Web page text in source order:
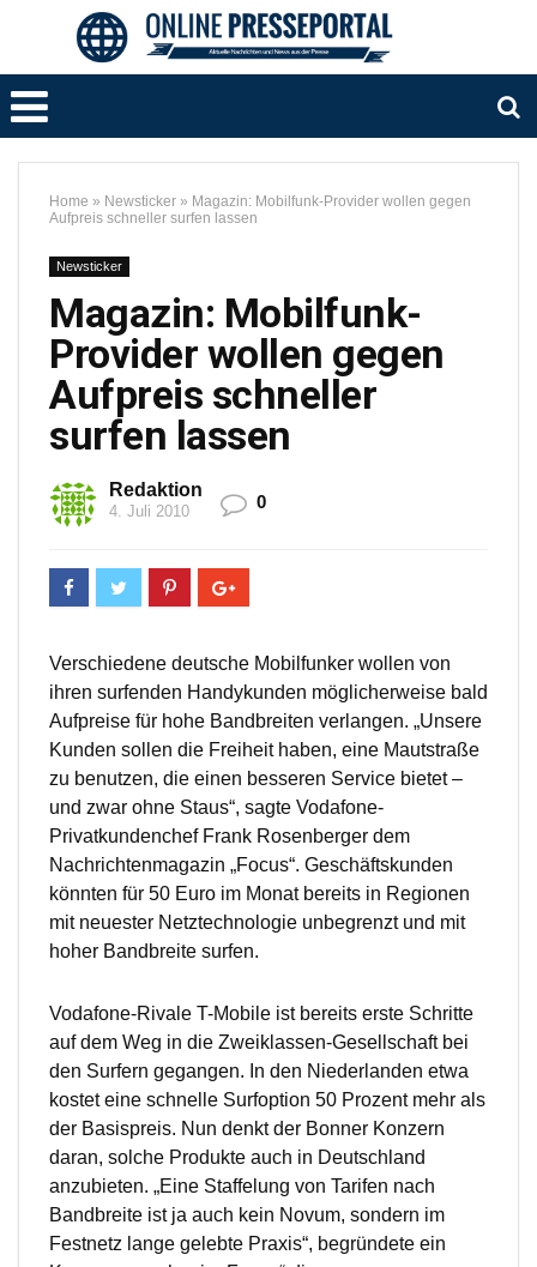
Home » Newsticker » Magazin: Mobilfunk-Provider wollen gegen
Aufpreis schneller surfen lassen
Newsticker
Magazin: Mobilfunk-
Provider wollen gegen
Aufpreis schneller
surfen lassen
Redaktion
4. Juli 2010 0
Verschiedene deutsche Mobilfunker wollen von
ihren surfenden Handykunden möglicherweise bald
Aufpreise für hohe Bandbreiten verlangen. „Unsere
Kunden sollen die Freiheit haben, eine Mautstraße
zu benutzen, die einen besseren Service bietet –
und zwar ohne Staus“, sagte Vodafone-
Privatkundenchef Frank Rosenberger dem
Nachrichtenmagazin „Focus“. Geschäftskunden
könnten für 50 Euro im Monat bereits in Regionen
mit neuester Netztechnologie unbegrenzt und mit
hoher Bandbreite surfen.
Vodafone-Rivale T-Mobile ist bereits erste Schritte
auf dem Weg in die Zweiklassen-Gesellschaft bei
den Surfern gegangen. In den Niederlanden etwa
kostet eine schnelle Surfoption 50 Prozent mehr als
der Basispreis. Nun denkt der Bonner Konzern
daran, solche Produkte auch in Deutschland
anzubieten. „Eine Staffelung von Tarifen nach
Bandbreite ist ja auch kein Novum, sondern im
Festnetz lange gelebte Praxis“, begründete ein